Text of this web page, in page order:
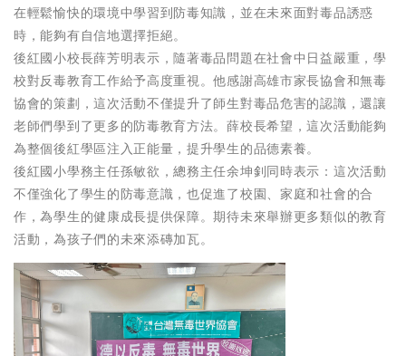
在輕鬆愉快的環境中學習到防毒知識，並在未來面對毒品誘惑
時，能夠有自信地選擇拒絕。
後紅國小校長薛芳明表示，隨著毒品問題在社會中日益嚴重，學
校對反毒教育工作給予高度重視。他感謝高雄市家長協會和無毒
協會的策劃，這次活動不僅提升了師生對毒品危害的認識，還讓
老師們學到了更多的防毒教育方法。薛校長希望，這次活動能夠
為整個後紅學區注入正能量，提升學生的品德素養。
後紅國小學務主任孫敏欲，總務主任余坤釗同時表示：這次活動
不僅強化了學生的防毒意識，也促進了校園、家庭和社會的合
作，為學生的健康成長提供保障。期待未來舉辦更多類似的教育
活動，為孩子們的未來添磚加瓦。